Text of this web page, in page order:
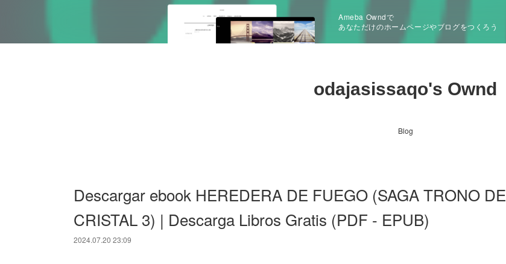
Ameba Owndで
あなただけのホームページやブログをつくろう
odajasissaqo's Ownd
Blog
Descargar ebook HEREDERA DE FUEGO (SAGA TRONO DE
CRISTAL 3) | Descarga Libros Gratis (PDF - EPUB)
2024.07.20 23:09